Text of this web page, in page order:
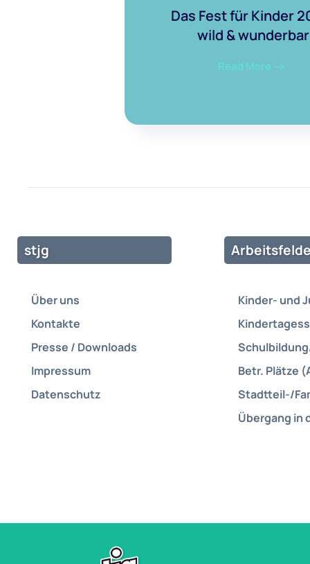
Das Fest für Kinder
wild & wunderbar
Read More
stjg
Über uns
Kontakte
Presse / Downloads
Impressum
Datenschutz
Kinder- und
Betr. Plätze
Stadtteil-/
Übergang in